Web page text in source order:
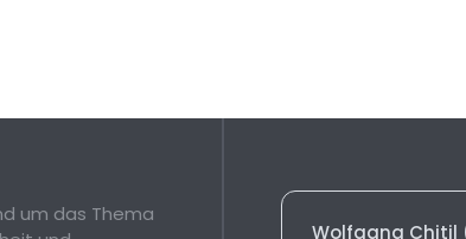
um das Thema
Wolfgang Chitil